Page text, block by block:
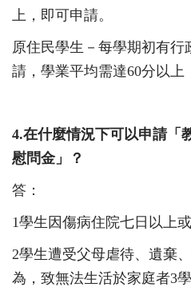
上，即可申請。
原住民學生－每學期初有行
請，學業平均需達60分以上
4.在什麼情況下可以申請「
慰問金」？
答：
1學生因傷病住院七日以上
2學生遭受父母虐待、遺棄
為，致無法生活於家庭者3